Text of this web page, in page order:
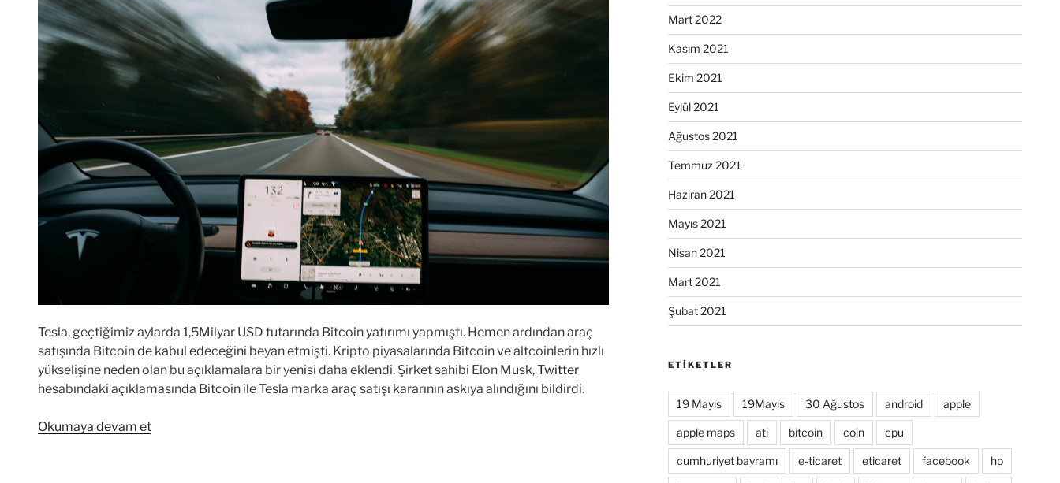
Tesla, geçtiğimiz aylarda 1,5Milyar USD tutarında Bitcoin yatırımı yapmıştı. Hemen ardından araç
satışında Bitcoin de kabul edeceğini beyan etmişti. Kripto piyasalarında Bitcoin ve altcoinlerin hızlı
yükselişine neden olan bu açıklamalara bir yenisi daha eklendi. Şirket sahibi Elon Musk,Twitter
hesabındaki açıklamasında Bitcoin ile Tesla marka araç satışı kararının askıya alındığını bildirdi.
Okumaya devam et“Tesla
Mart 2022
Kasım 2021
Ekim 2021
Eylül 2021
Ağustos 2021
Temmuz 2021
Haziran 2021
Mayıs 2021
Nisan 2021
Mart 2021
Şubat 2021
ETIKETLER
19 Mayıs 19Mayıs 30 Ağustos android apple
apple maps ati bitcoin coin cpu
cumhuriyet bayramı e-ticaret eticaret facebook hp